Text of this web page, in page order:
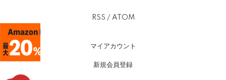
RSS / ATOM
マイアカウント
新規会員登録